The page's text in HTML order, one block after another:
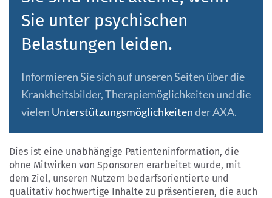
Sie unter psychischen
Belastungen leiden.
Informieren Sie sich auf unseren Seiten über die
Krankheitsbilder, Therapiemöglichkeiten und die
vielen Unterstützungsmöglichkeitender AXA.
Dies ist eine unabhängige Patienteninformation, die
ohne Mitwirken von Sponsoren erarbeitet wurde, mit
dem Ziel, unseren Nutzern bedarfsorientierte und
qualitativ hochwertige Inhalte zu präsentieren, die auch